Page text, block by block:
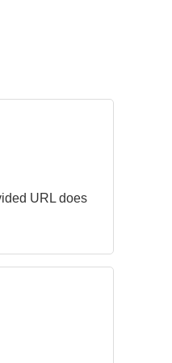
URL does